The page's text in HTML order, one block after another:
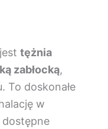
tężnia
zabłocką,
To doskonałe
w